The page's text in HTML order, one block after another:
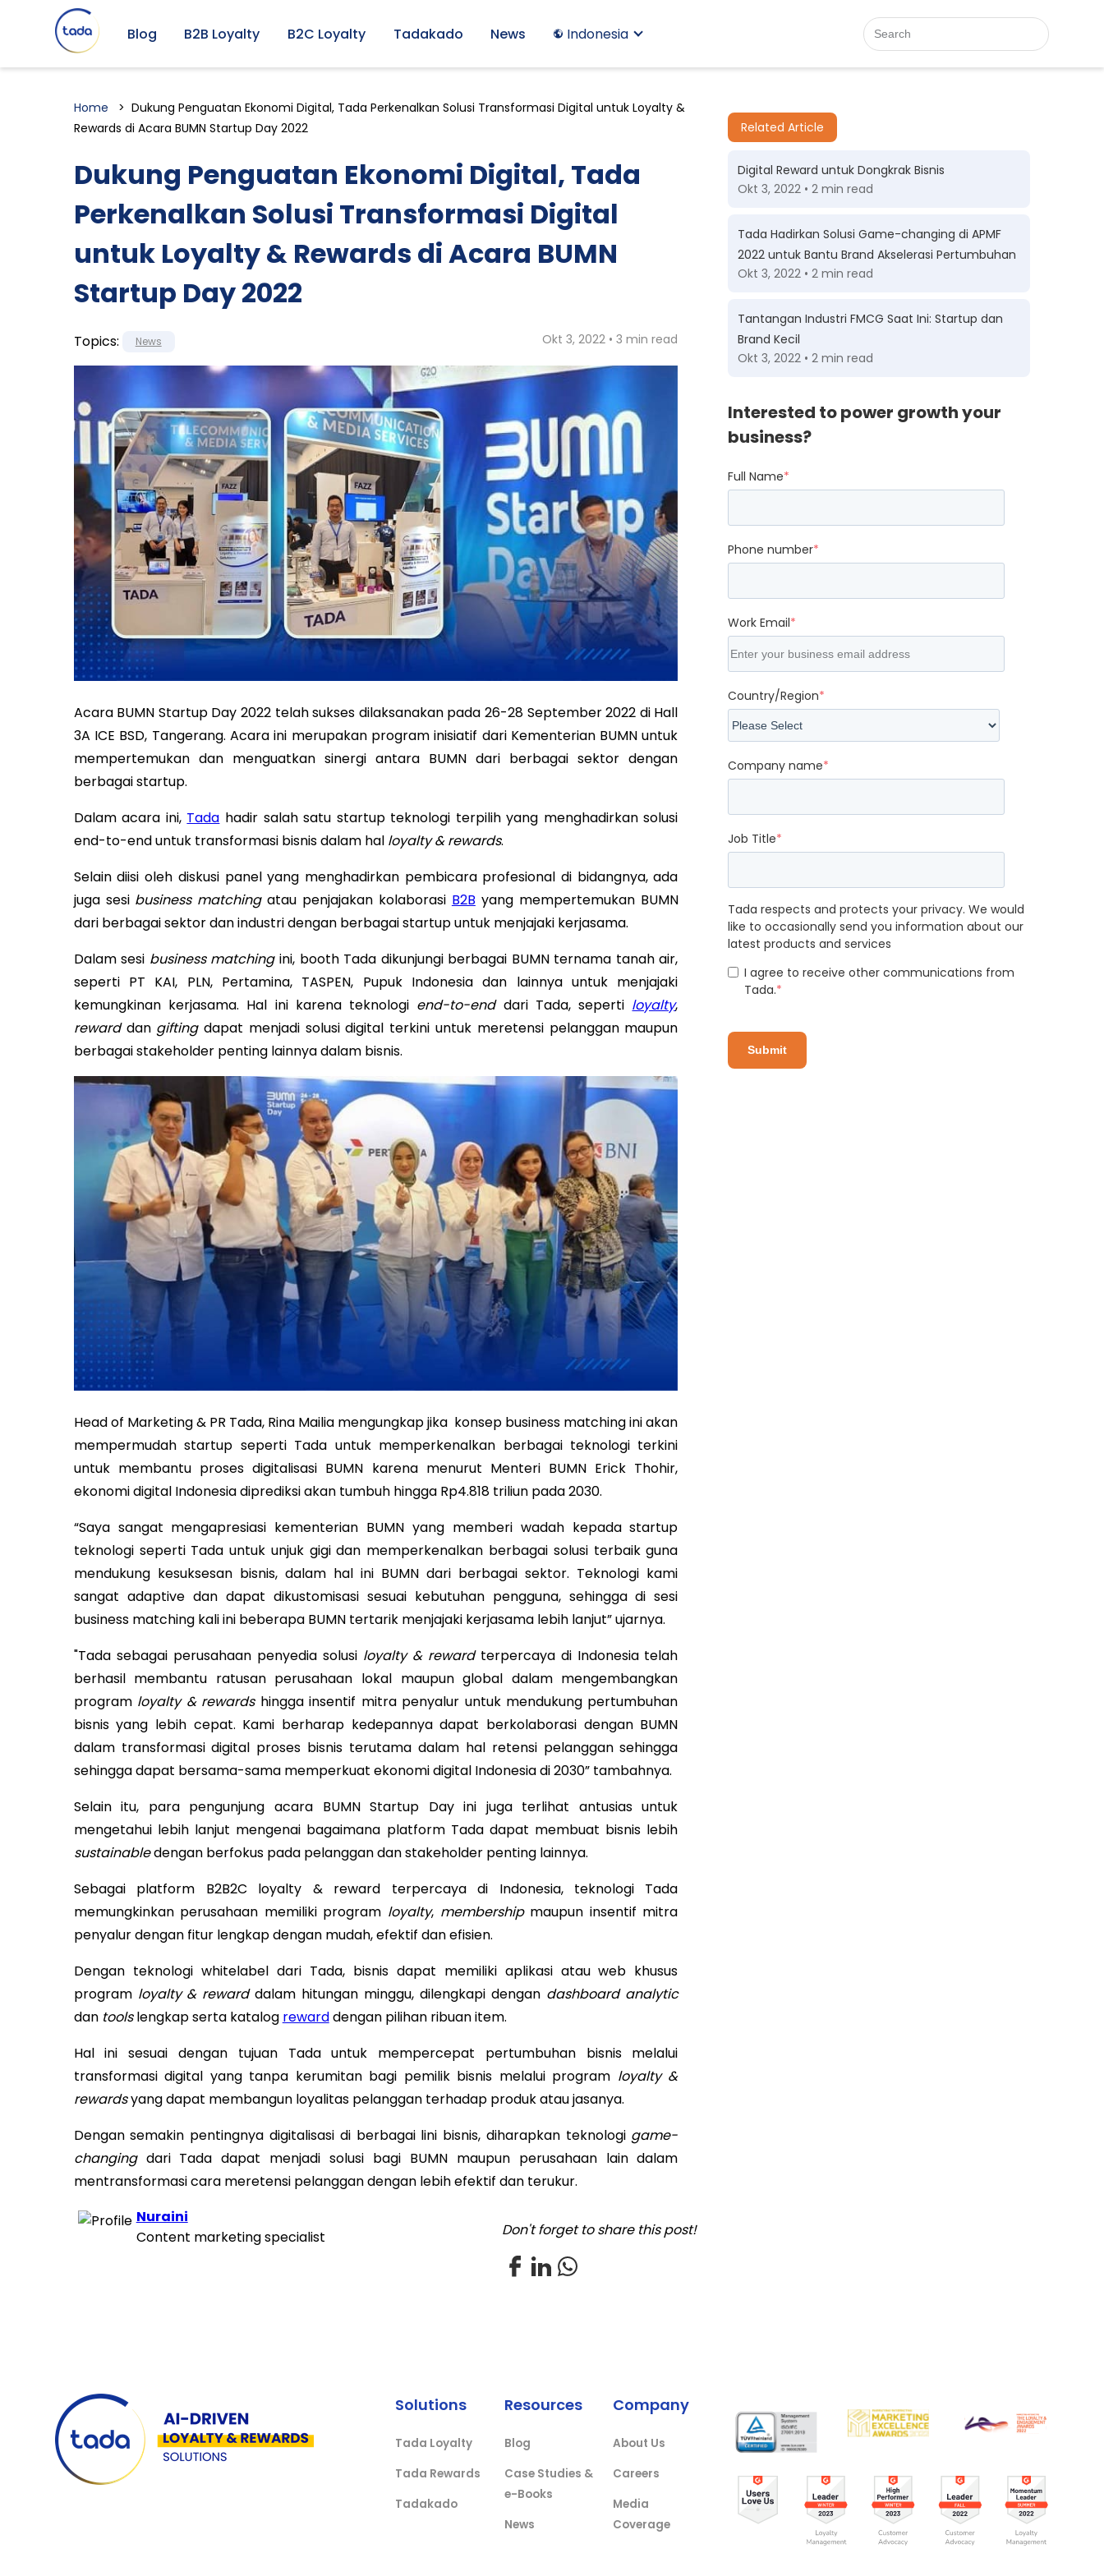
Blog B2B Loyalty B2C Loyalty Tadakado News Indonesia
Home
Dukung Penguatan Ekonomi Digital, Tada Perkenalkan Solusi Transformasi Digital untuk Loyalty &
Rewards di Acara BUMN Startup Day 2022
Dukung Penguatan Ekonomi Digital, Tada
Perkenalkan Solusi Transformasi Digital
untuk Loyalty & Rewards di Acara BUMN
Startup Day 2022
Topics: News Okt 3, 2022 • 3 min read
Acara BUMN Startup Day 2022 telah sukses dilaksanakan pada 26-28 September 2022 di Hall
3A ICE BSD, Tangerang. Acara ini merupakan program inisiatif dari Kementerian BUMN untuk
mempertemukan dan menguatkan sinergi antara BUMN dari berbagai sektor dengan
berbagai startup.
Dalam acara ini, Tada hadir salah satu startup teknologi terpilih yang menghadirkan solusi
end-to-end untuk transformasi bisnis dalam hal loyalty & rewards.
Selain diisi oleh diskusi panel yang menghadirkan pembicara profesional di bidangnya, ada
juga sesi business matchingatau penjajakan kolaborasi B2B yang mempertemukan BUMN
dari berbagai sektor dan industri dengan berbagai startup untuk menjajaki kerjasama.
Dalam sesi business matchingini, booth Tada dikunjungi berbagai BUMN ternama tanah air,
seperti PT KAI, PLN, Pertamina, TASPEN, Pupuk Indonesia dan lainnya untuk menjajaki
kemungkinan kerjasama. Hal ini karena teknologi end-to-enddari Tada, seperti loyalty,
rewarddan giftingdapat menjadi solusi digital terkini untuk meretensi pelanggan maupun
berbagai stakeholder penting lainnya dalam bisnis.
Head of Marketing & PR Tada, Rina Mailia mengungkap jika konsep business matching ini akan
mempermudah startup seperti Tada untuk memperkenalkan berbagai teknologi terkini
untuk membantu proses digitalisasi BUMN karena menurut Menteri BUMN Erick Thohir,
ekonomi digital Indonesia diprediksi akan tumbuh hingga Rp4.818 triliun pada 2030.
“Saya sangat mengapresiasi kementerian BUMN yang memberi wadah kepada startup
teknologi seperti Tada untuk unjuk gigi dan memperkenalkan berbagai solusi terbaik guna
mendukung kesuksesan bisnis, dalam hal ini BUMN dari berbagai sektor. Teknologi kami
sangat adaptive dan dapat dikustomisasi sesuai kebutuhan pengguna, sehingga di sesi
business matching kali ini beberapa BUMN tertarik menjajaki kerjasama lebih lanjut” ujarnya.
"Tada sebagai perusahaan penyedia solusi loyalty & rewardterpercaya di Indonesia telah
berhasil membantu ratusan perusahaan lokal maupun global dalam mengembangkan
program loyalty & rewardshingga insentif mitra penyalur untuk mendukung pertumbuhan
bisnis yang lebih cepat. Kami berharap kedepannya dapat berkolaborasi dengan BUMN
dalam transformasi digital proses bisnis terutama dalam hal retensi pelanggan sehingga
sehingga dapat bersama-sama memperkuat ekonomi digital Indonesia di 2030” tambahnya.
Selain itu, para pengunjung acara BUMN Startup Day ini juga terlihat antusias untuk
mengetahui lebih lanjut mengenai bagaimana platform Tada dapat membuat bisnis lebih
sustainabledengan berfokus pada pelanggan dan stakeholder penting lainnya.
Sebagai platform B2B2C loyalty & reward terpercaya di Indonesia, teknologi Tada
memungkinkan perusahaan memiliki program loyalty, membershipmaupun insentif mitra
penyalur dengan fitur lengkap dengan mudah, efektif dan efisien.
Dengan teknologi whitelabel dari Tada, bisnis dapat memiliki aplikasi atau web khusus
program loyalty & rewarddalam hitungan minggu, dilengkapi dengan dashboard analytic
dan toolslengkap serta katalog rewarddengan pilihan ribuan item.
Hal ini sesuai dengan tujuan Tada untuk mempercepat pertumbuhan bisnis melalui
transformasi digital yang tanpa kerumitan bagi pemilik bisnis melalui program loyalty &
rewardsyang dapat membangun loyalitas pelanggan terhadap produk atau jasanya.
Dengan semakin pentingnya digitalisasi di berbagai lini bisnis, diharapkan teknologi game-
changingdari Tada dapat menjadi solusi bagi BUMN maupun perusahaan lain dalam
mentransformasi cara meretensi pelanggan dengan lebih efektif dan terukur.
Nuraini
Content marketing specialist
Don't forget to share this post!
Related Article
Digital Reward untuk Dongkrak Bisnis
Okt 3, 2022 • 2 min read
Tada Hadirkan Solusi Game-changing di APMF
2022 untuk Bantu Brand Akselerasi Pertumbuhan
Okt 3, 2022 • 2 min read
Tantangan Industri FMCG Saat Ini: Startup dan
Brand Kecil
Okt 3, 2022 • 2 min read
Interested to power growth your
business?
Full Name*
Phone number*
Work Email*
Country/Region*
Company name*
Job Title*
Tada respects and protects your privacy. We would
like to occasionally send you information about our
latest products and services
I agree to receive other communications from
Tada.*
Solutions
Tada Loyalty
Tada Rewards
Tadakado
Resources
Blog
Case Studies &
e-Books
News
Company
About Us
Careers
Media
Coverage